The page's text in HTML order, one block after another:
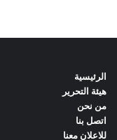
الرئيسية
هيئة التحرير
من نحن
اتصل بنا
للاعلان معنا